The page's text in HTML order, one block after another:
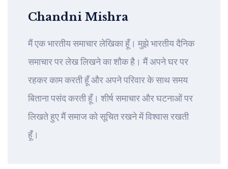
Chandni Mishra
मैं एक भारतीय समाचार लेखिका हूँ। मुझे भारतीय दैनिक
समाचार पर लेख लिखने का शौक है। मैं अपने घर पर
रहकर काम करती हूँ और अपने परिवार के साथ समय
बिताना पसंद करती हूँ। शीर्ष समाचार और घटनाओं पर
लिखते हुए मैं समाज को सूचित रखने में विश्वास रखती
हूँ।